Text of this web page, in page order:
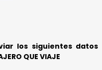
los siguientes datos
QUE VIAJE